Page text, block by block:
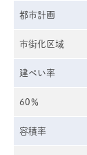
都市計画
市街化区域
建ぺい率
60％
容積率